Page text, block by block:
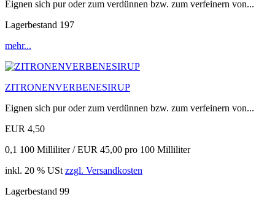
Eignen sich pur oder zum verdünnen bzw. zum verfeinern von...
Lagerbestand 197
mehr...
ZITRONENVERBENESIRUP
Eignen sich pur oder zum verdünnen bzw. zum verfeinern von...
EUR 4,50
0,1 100 Milliliter / EUR 45,00 pro 100 Milliliter
inkl. 20 % USt zzgl. Versandkosten
Lagerbestand 99